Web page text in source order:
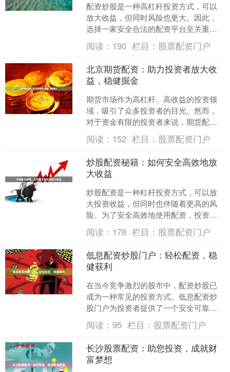
配资炒股是一种高杠杆投资方式，可以
放大收益，但同时风险也更大。因此，
选择一家安全合法的配资平台至关重
要。 **正规持牌平台** 首选正规持牌的
配资平台。这些平台....
阅读： 190 栏目： 股票配资门户
北京期货配资：助力投资者放大收
益，稳健掘金
期货市场作为高杠杆、高收益的投资领
域，吸引了众多投资者的目光。然而，
对于资金有限的投资者来说，期货配资
无疑是一个放大收益的利器。 北京期货
配资，是指投资者通过向....
阅读： 152 栏目： 股票配资门户
炒股配资秘籍：如何安全高效地放
大收益
炒股配资是一种杠杆投资方式，可以放
大投资收益，但同时也伴随着更高的风
险。为了安全高效地使用配资，投资者
需要掌握以下秘籍： **1. 选择正规平
台：**选择有资质....
阅读： 178 栏目： 股票配资门户
低息配资炒股门户：轻松配资，稳
健获利
在当今竞争激烈的股市中，配资炒股已
成为一种常见的投资方式。低息配资炒
股门户为投资者提供了一个安全可靠的
平台，让他们以低利率获得资金杠杆，
从而放大收益。 **轻松....
阅读：95 栏目： 股票配资门户
长沙股票配资：助您投资，成就财
富梦想